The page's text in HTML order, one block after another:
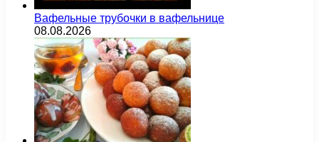
Вафельные трубочки в вафельнице
08.08.2026